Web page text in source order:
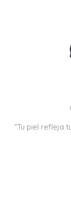
“Tu piel refleja